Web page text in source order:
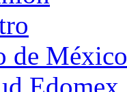
de México
Edomex